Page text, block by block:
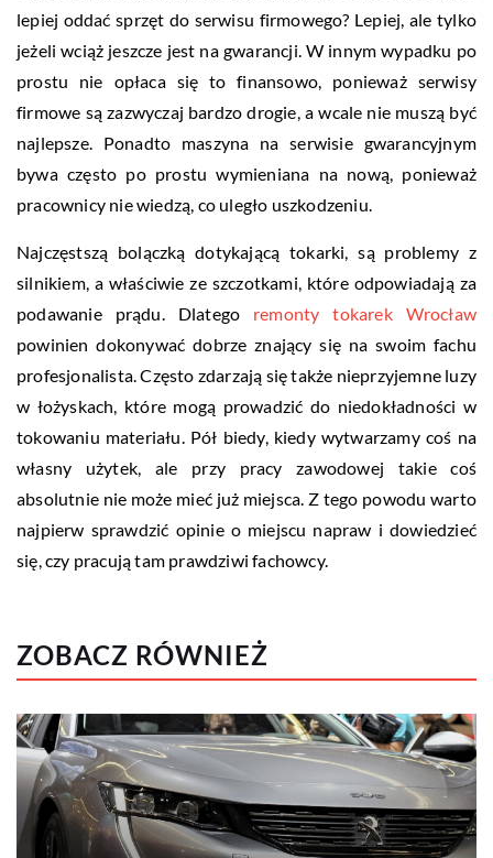
lepiej oddać sprzęt do serwisu firmowego? Lepiej, ale tylko
jeżeli wciąż jeszcze jest na gwarancji. W innym wypadku po
prostu nie opłaca się to finansowo, ponieważ serwisy
firmowe są zazwyczaj bardzo drogie, a wcale nie muszą być
najlepsze. Ponadto maszyna na serwisie gwarancyjnym
bywa często po prostu wymieniana na nową, ponieważ
pracownicy nie wiedzą, co uległo uszkodzeniu.
Najczęstszą bolączką dotykającą tokarki, są problemy z
silnikiem, a właściwie ze szczotkami, które odpowiadają za
podawanie prądu. Dlatego remonty tokarek Wrocław
powinien dokonywać dobrze znający się na swoim fachu
profesjonalista. Często zdarzają się także nieprzyjemne luzy
w łożyskach, które mogą prowadzić do niedokładności w
tokowaniu materiału. Pół biedy, kiedy wytwarzamy coś na
własny użytek, ale przy pracy zawodowej takie coś
absolutnie nie może mieć już miejsca. Z tego powodu warto
najpierw sprawdzić opinie o miejscu napraw i dowiedzieć
się, czy pracują tam prawdziwi fachowcy.
ZOBACZ RÓWNIEŻ